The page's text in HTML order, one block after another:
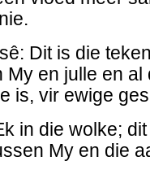
Dit is die
My en julle en al
is, vir ewige
in die wolke;
My en die